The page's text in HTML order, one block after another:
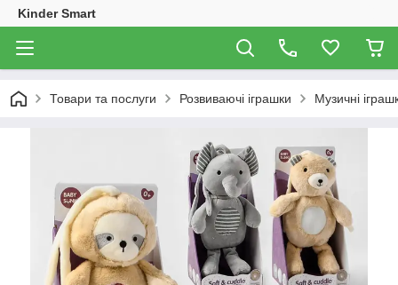
Kinder Smart
Товари та послуги Розвиваючі іграшки Музичні